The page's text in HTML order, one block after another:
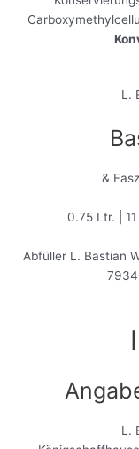
L.
&
0.75 Ltr. |
Abfüller L. Bastian
L.